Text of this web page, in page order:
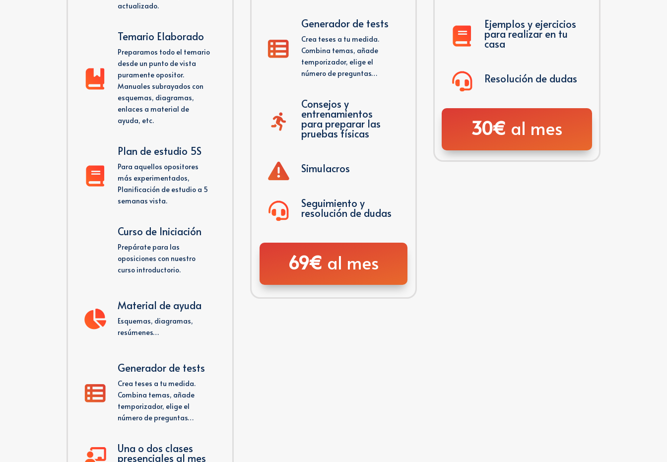
actualizado.
Temario Elaborado
Preparamos todo el temario
desde un punto de vista
puramente opositor.
Manuales subrayados con
esquemas, diagramas,
enlaces a material de
ayuda, etc.
Plan de estudio 5S
Para aquellos opositores
más experimentados,
Planificación de estudio a 5
semanas vista.
Curso de Iniciación
Prepárate para las
oposiciones con nuestro
curso introductorio.
Material de ayuda
Esquemas, diagramas,
resúmenes…
Generador de tests
Crea teses a tu medida.
Combina temas, añade
temporizador, elige el
número de preguntas…
Una o dos clases
presenciales al mes
Generador de tests
Crea teses a tu medida.
Combina temas, añade
temporizador, elige el
número de preguntas…
Consejos y
entrenamientos
para preparar las
pruebas físicas
Simulacros
Seguimiento y
resolución de dudas
69€ al mes
Ejemplos y ejercicios
para realizar en tu
casa
Resolución de dudas
30€ al mes